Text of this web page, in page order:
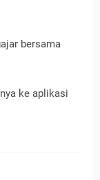
bersama
ke aplikasi